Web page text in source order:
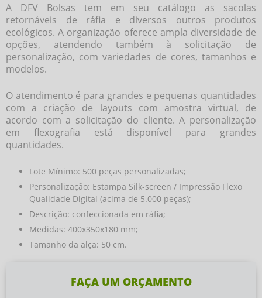
A DFV Bolsas tem em seu catálogo as sacolas
retornáveis de ráfia e diversos outros produtos
ecológicos. A organização oferece ampla diversidade de
opções, atendendo também à solicitação de
personalização, com variedades de cores, tamanhos e
modelos.
O atendimento é para grandes e pequenas quantidades
com a criação de layouts com amostra virtual, de
acordo com a solicitação do cliente. A personalização
em flexografia está disponível para grandes
quantidades.
Lote Mínimo: 500 peças personalizadas;
Personalização: Estampa Silk-screen / Impressão Flexo
Qualidade Digital (acima de 5.000 peças);
Descrição: confeccionada em ráfia;
Medidas: 400x350x180 mm;
Tamanho da alça: 50 cm.
FAÇA UM ORÇAMENTO